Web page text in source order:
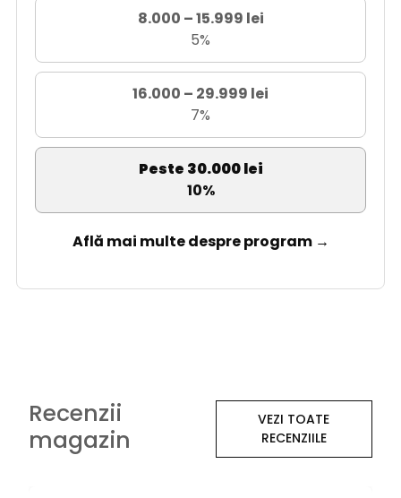
8.000 – 15.999 lei
5%
16.000 – 29.999 lei
7%
Peste 30.000 lei
10%
Află mai multe despre program →
Recenzii
magazin
VEZI TOATE
RECENZIILE